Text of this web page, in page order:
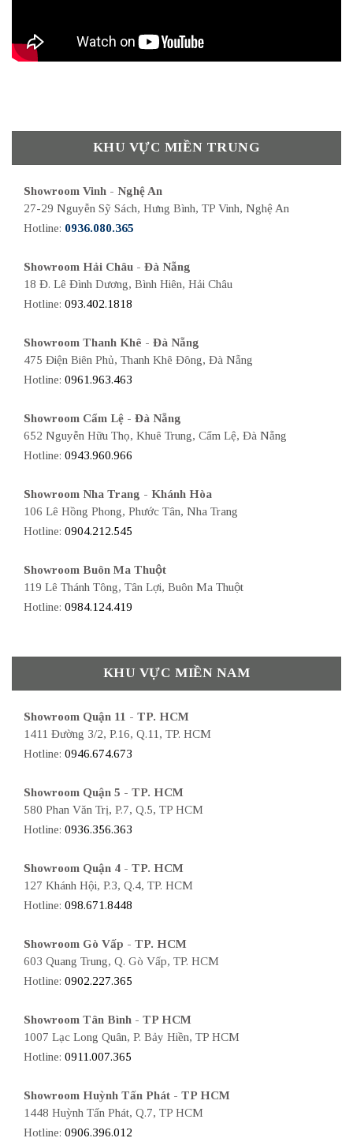
KHU VỰC MIỀN TRUNG
Showroom Vinh - Nghệ An
27-29 Nguyễn Sỹ Sách, Hưng Bình, TP Vinh, Nghệ An
Hotline: 0936.080.365
Showroom Hải Châu - Đà Nẵng
18 Đ. Lê Đình Dương, Bình Hiên, Hải Châu
Hotline: 093.402.1818
Showroom Thanh Khê - Đà Nẵng
475 Điện Biên Phủ, Thanh Khê Đông, Đà Nẵng
Hotline: 0961.963.463
Showroom Cẩm Lệ - Đà Nẵng
652 Nguyễn Hữu Thọ, Khuê Trung, Cẩm Lệ, Đà Nẵng
Hotline: 0943.960.966
Showroom Nha Trang - Khánh Hòa
106 Lê Hồng Phong, Phước Tân, Nha Trang
Hotline: 0904.212.545
Showroom Buôn Ma Thuột
119 Lê Thánh Tông, Tân Lợi, Buôn Ma Thuột
Hotline: 0984.124.419
KHU VỰC MIỀN NAM
Showroom Quận 11 - TP. HCM
1411 Đường 3/2, P.16, Q.11, TP. HCM
Hotline: 0946.674.673
Showroom Quận 5 - TP. HCM
580 Phan Văn Trị, P.7, Q.5, TP HCM
Hotline: 0936.356.363
Showroom Quận 4 - TP. HCM
127 Khánh Hội, P.3, Q.4, TP. HCM
Hotline: 098.671.8448
Showroom Gò Vấp - TP. HCM
603 Quang Trung, Q. Gò Vấp, TP. HCM
Hotline: 0902.227.365
Showroom Tân Bình - TP HCM
1007 Lạc Long Quân, P. Bảy Hiền, TP HCM
Hotline: 0911.007.365
Showroom Huỳnh Tấn Phát - TP HCM
1448 Huỳnh Tấn Phát, Q.7, TP HCM
Hotline: 0906.396.012